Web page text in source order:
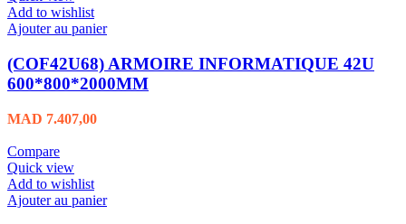
Add to wishlist
Ajouter au panier
(COF42U68) ARMOIRE INFORMATIQUE 42U
600*800*2000MM
MAD 7.407,00
Compare
Quick view
Add to wishlist
Ajouter au panier